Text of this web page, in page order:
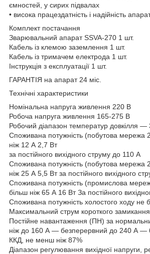
ємностей, у сирих підвалах
• висока працездатність і надійність
Комплект постачання
Зварювальний апарат SSVA-270 1 шт.
Кабель із клемою заземлення 1 шт.
Кабель із тримачем електрода 1 шт.
Інструкція з експлуатації 1 шт.
ГАРАНТІЯ на апарат 24 міс.
Технічні характеристики
Номінальна напруга живлення 220 В
Робоча напруга живлення 165-275 В
Робочий діапазон температур довкілля —
Споживана потужність (побутова мережа
ніж 12 А 2,7 Вт
за постійного вихідного струму до 110 А
Споживана потужність (побутова мережа
ніж 25 А 5,5 Вт за постійного вихідного
Споживана потужність (промислова
більш ніж 65 А 16 Вт За постійного
Споживана потужність холостого ходу не
Максимальний струм короткого
Постійне навантаження (ПН) за
ніж до 160 А — безперервний до 240 А
ККД, не менш ніж 87%
Діапазон регулювання вихідної напруги,